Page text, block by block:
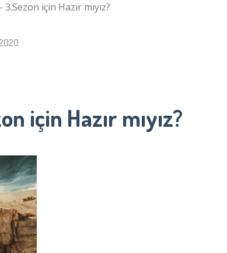
3.Sezon için Hazır mıyız?
için Hazır mıyız?